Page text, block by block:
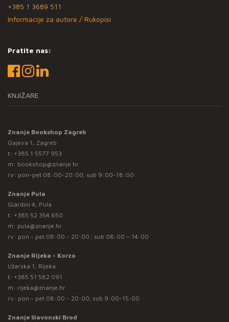
+385 1 3689 511
Informacije za autore / Rukopisi
Pratite nas:
KNJIŽARE
Znanje Bookshop Zagreb
Gajeva 1, Zagreb
t: +385 1 5577 953
m: bookshop@znanje.hr
rv: pon-pet 08:00-20:00; sub 9:00-18:00
Znanje Pula
Giardini 4, Pula
t: +385 52 354 650
m: pula@znanje.hr
rv: pon - pet 08:00 - 20:00 ; sub 08:00 – 14:00
Znanje Rijeka - Korzo
Užarska 1, Rijeka
t: +385 51 582 091
m: rijeka@znanje.hr
rv: pon - pet 08:00 - 20:00; sub 9:00-15:00
Znanje Slavonski Brod